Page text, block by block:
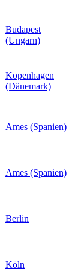
Budapest
(Ungarn)
Kopenhagen
(Dänemark)
Ames (Spanien)
Ames (Spanien)
Berlin
Köln